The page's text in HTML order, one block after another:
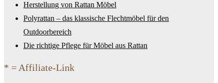
Herstellung von Rattan Möbel
Polyrattan – das klassische Flechtmöbel für den
Outdoorbereich
Die richtige Pflege für Möbel aus Rattan
* = Affiliate-Link